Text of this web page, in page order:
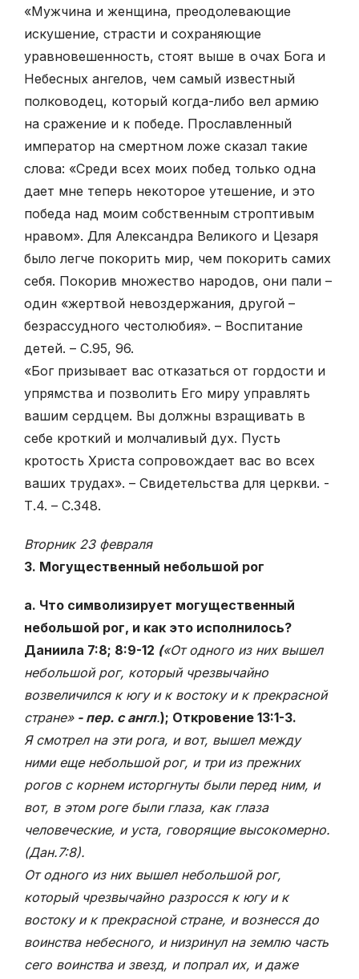
«Мужчина и женщина, преодолевающие
искушение, страсти и сохраняющие
уравновешенность, стоят выше в очах Бога и
Небесных ангелов, чем самый известный
полководец, который когда-либо вел армию
на сражение и к победе. Прославленный
император на смертном ложе сказал такие
слова: «Среди всех моих побед только одна
дает мне теперь некоторое утешение, и это
победа над моим собственным строптивым
нравом». Для Александра Великого и Цезаря
было легче покорить мир, чем покорить самих
себя. Покорив множество народов, они пали –
один «жертвой невоздержания, другой –
безрассудного честолюбия». – Воспитание
детей. – С.95, 96.
«Бог призывает вас отказаться от гордости и
упрямства и позволить Его миру управлять
вашим сердцем. Вы должны взращивать в
себе кроткий и молчаливый дух. Пусть
кротость Христа сопровождает вас во всех
ваших трудах». – Свидетельства для церкви. -
Т.4. – С.348.
Вторник 23 февраля
3. Могущественный небольшой рог
а. Что символизирует могущественный
небольшой рог, и как это исполнилось?
Даниила 7:8; 8:9-12 («От одного из них вышел
небольшой рог, который чрезвычайно
возвеличился к югу и к востоку и к прекрасной
стране»- пер. с англ.); Откровение 13:1-3.
Я смотрел на эти рога, и вот, вышел между
ними еще небольшой рог, и три из прежних
рогов с корнем исторгнуты были перед ним, и
вот, в этом роге были глаза, как глаза
человеческие, и уста, говорящие высокомерно.
(Дан.7:8).
От одного из них вышел небольшой рог,
который чрезвычайно разросся к югу и к
востоку и к прекрасной стране, и вознесся до
воинства небесного, и низринул на землю часть
сего воинства и звезд, и попрал их, и даже